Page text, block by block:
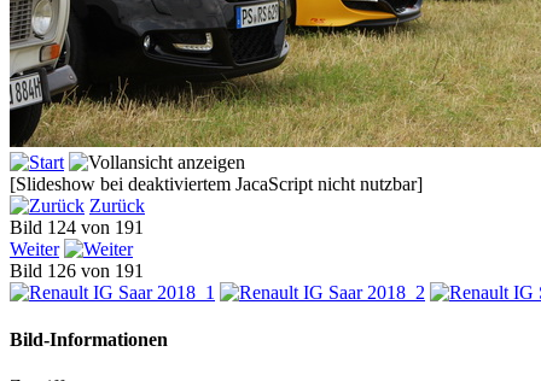
[Slideshow bei deaktiviertem JacaScript nicht nutzbar]
Zurück
Bild 124 von 191
Weiter
Bild 126 von 191
Bild-Informationen